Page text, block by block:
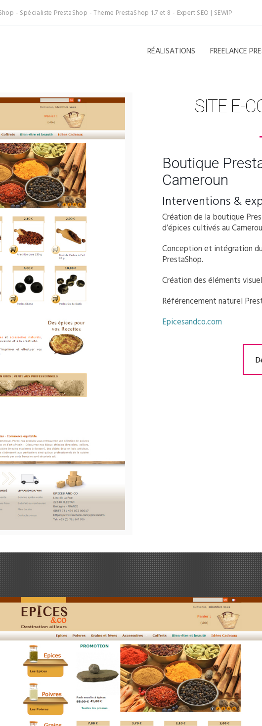
- Spécialiste PrestaShop - Theme PrestaShop 1.7 et 8 - Expert SEO | SEWIP
RÉALISATIONS FREELANCE
SITE E-
Boutique
Cameroun
Interventions &
Création de la boutique
d’épices cultivés au
Conception et intégration
PrestaShop.
Création des éléments
Référencement naturel
Epicesandco.com